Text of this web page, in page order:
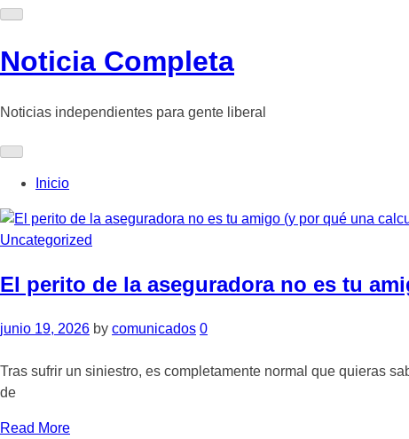
Skip
content
Noticia Completa
Noticias independientes para gente liberal
Inicio
Uncategorized
El perito de la aseguradora no es tu
junio 19, 2026 by comunicados 0
Tras sufrir un siniestro, es completamente normal que quieras
de
Read More